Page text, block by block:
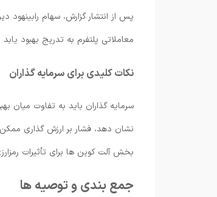
معاملاتی پلتفرم به تدریج بهبود یابد و به همین دلیل هدف قیمتی را از 122
نکات کلیدی برای سرمایه گذاران
سرمایه گذاران باید به تفاوت میان
نشان دهد، فشار بر ارزش گذاری ممکن
بخش آلت کوین ها برای تأثیرات
جمع بندی و توصیه ها